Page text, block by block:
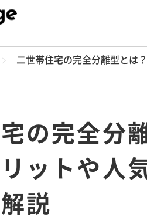
二世帯住宅の完全分離型とは
の完全分
ットや人
説